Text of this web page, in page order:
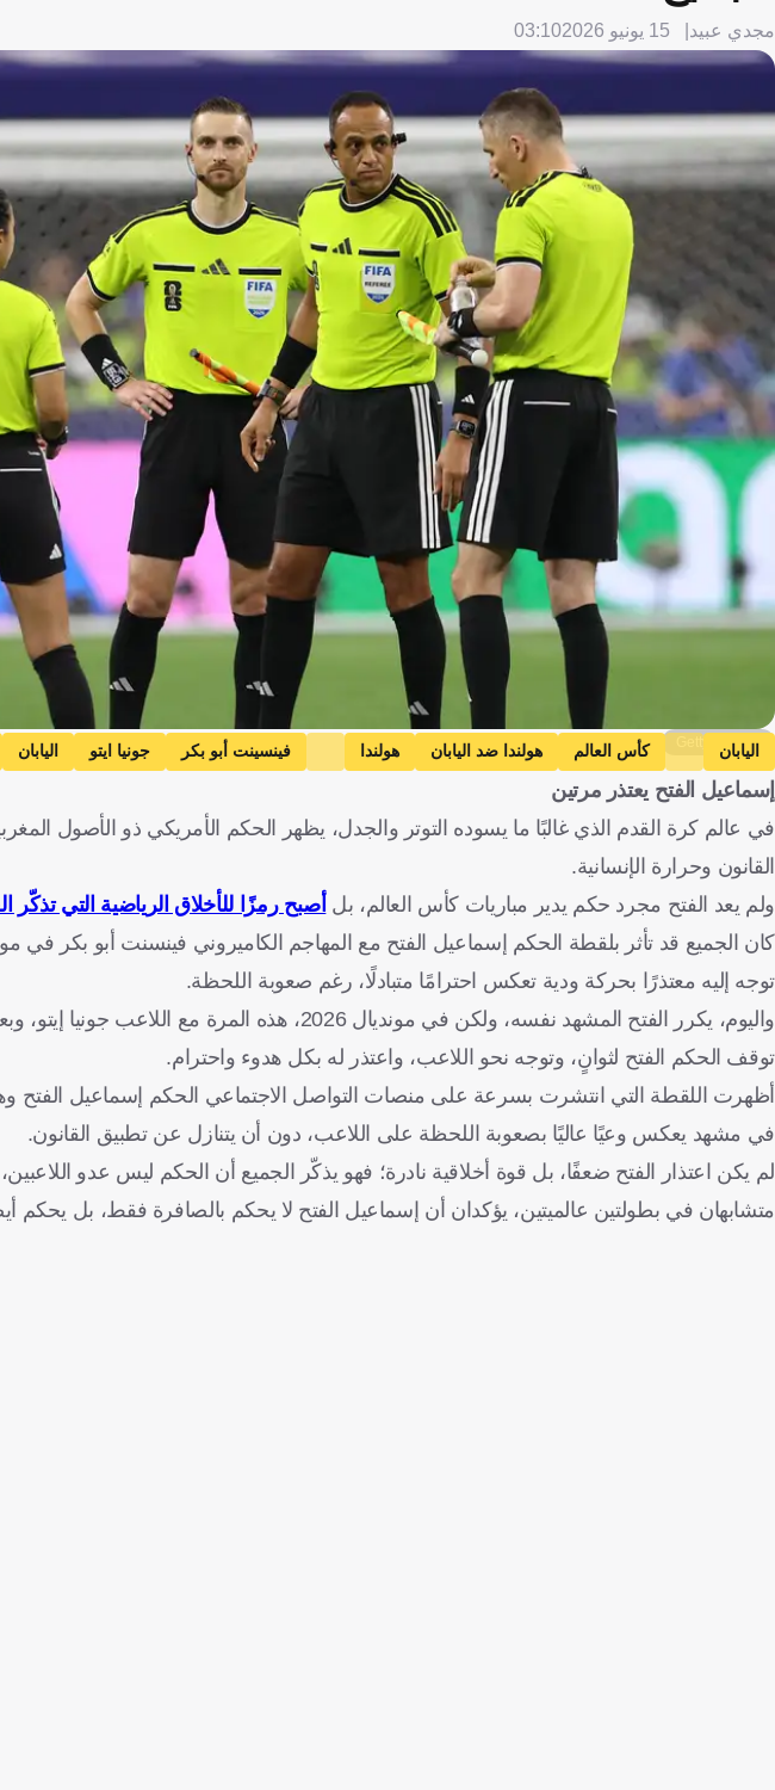
مجدي عبيد 15 يونيو 2026 03:10
Getty Images
اليابان كأس العالم هولندا ضد اليابان هولندا فينسينت أبو بكر جونيا ايتو اليابان
إسماعيل الفتح يعتذر مرتين
في عالم كرة القدم الذي غالبًا ما يسوده التوتر والجدل، يظهر الحكم الأمريكي ذو الأصول
القانون وحرارة الإنسانية.
ولم يعد الفتح مجرد حكم يدير مباريات كأس العالم، بل أصبح رمزًا للأخلاق الرياضية التي
توجه إليه معتذرًا بحركة ودية تعكس احترامًا متبادلًا، رغم صعوبة اللحظة.
واليوم، يكرر الفتح المشهد نفسه، ولكن في مونديال 2026،
توقف الحكم الفتح لثوانٍ، وتوجه نحو اللاعب، واعتذر له بكل هدوء واحترام.
أظهرت اللقطة التي انتشرت بسرعة على منصات التواصل الاجتماعي الحكم إسماعيل الفتح
في مشهد يعكس وعيًا عاليًا بصعوبة اللحظة على اللاعب، دون أن يتنازل عن تطبيق القانون.
لم يكن اعتذار الفتح ضعفًا، بل قوة أخلاقية نادرة؛ فهو يذكّر الجميع أن الحكم ليس عدو
متشابهان في بطولتين عالميتين، يؤكدان أن إسماعيل الفتح لا يحكم بالصافرة فقط، بل يحكم